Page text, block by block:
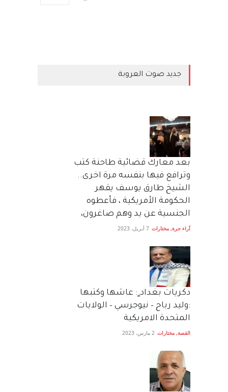
جديد صوت العروبة
بعد معارك قضائية طاحنة كتب
وترافع فيها بنفسه مرة اخرى..
الشيخ طارق يوسف يقهر
الحكومة الأمريكية ، فأعطوه
الجنسية عن يد وهم صاغرون،
آراء حرة, مختارات 7 أبريل، 2023
دكريات بغداد ٍ: عاشها وكتبها
:وليد رباح – نيوجرسي – الولايات
المتحدة الامريكية
القصة, مختارات 2 مارس، 2023